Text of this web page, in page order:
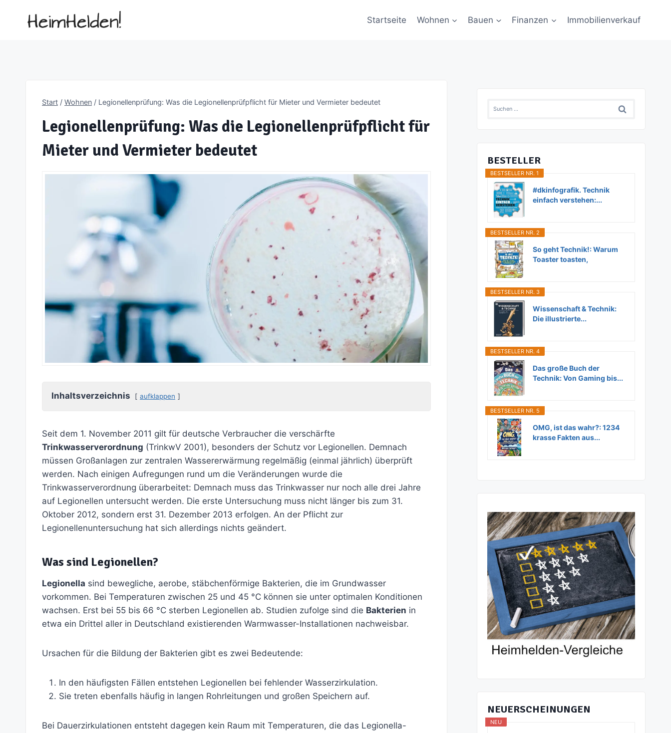
Startseite Wohnen Bauen Finanzen Immobilienverkauf
Start / Wohnen / Legionellenprüfung: Was die Legionellenprüfpflicht für Mieter und Vermieter bedeutet
Legionellenprüfung: Was die Legionellenprüfpflicht für
Mieter und Vermieter bedeutet
Inhaltsverzeichnis aufklappen
Seit dem 1. November 2011 gilt für deutsche Verbraucher die verschärfte
Trinkwasserverordnung (TrinkwV 2001), besonders der Schutz vor Legionellen. Demnach
müssen Großanlagen zur zentralen Wassererwärmung regelmäßig (einmal jährlich) überprüft
werden. Nach einigen Aufregungen rund um die Veränderungen wurde die
Trinkwasserverordnung überarbeitet: Demnach muss das Trinkwasser nur noch alle drei Jahre
auf Legionellen untersucht werden. Die erste Untersuchung muss nicht länger bis zum 31.
Oktober 2012, sondern erst 31. Dezember 2013 erfolgen. An der Pflicht zur
Legionellenuntersuchung hat sich allerdings nichts geändert.
Was sind Legionellen?
Legionella sind bewegliche, aerobe, stäbchenförmige Bakterien, die im Grundwasser
vorkommen. Bei Temperaturen zwischen 25 und 45 °C können sie unter optimalen Konditionen
wachsen. Erst bei 55 bis 66 °C sterben Legionellen ab. Studien zufolge sind die Bakterien in
etwa ein Drittel aller in Deutschland existierenden Warmwasser-Installationen nachweisbar.
Ursachen für die Bildung der Bakterien gibt es zwei Bedeutende:
In den häufigsten Fällen entstehen Legionellen bei fehlender Wasserzirkulation.
Sie treten ebenfalls häufig in langen Rohrleitungen und großen Speichern auf.
Bei Dauerzirkulationen entsteht dagegen kein Raum mit Temperaturen, die das Legionella-
Suchen
BESTELLER
BESTSELLER NR. 1
#dkinfografik. Technik
einfach verstehen:...
BESTSELLER NR. 2
So geht Technik!: Warum
Toaster toasten,
BESTSELLER NR. 3
Wissenschaft & Technik:
Die illustrierte...
BESTSELLER NR. 4
Das große Buch der
Technik: Von Gaming bis...
BESTSELLER NR. 5
OMG, ist das wahr?: 1234
krasse Fakten aus...
NEUERSCHEINUNGEN
NEU